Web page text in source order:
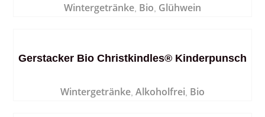
Wintergetränke Bio Glühwein
Wintergetränke Alkoholfrei Bio
Gerstacker Bio Christkindles® Kinderpunsch